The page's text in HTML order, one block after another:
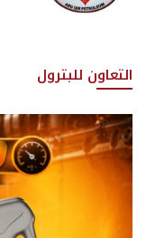
التعاون للبترول